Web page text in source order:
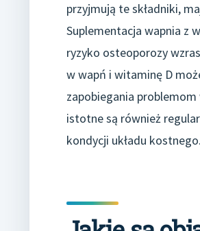
przyjmują te składniki,
Suplementacja wapnia z
ryzyko osteoporozy
w wapń i witaminę D
zapobiegania
istotne są również
kondycji układu kostnego.